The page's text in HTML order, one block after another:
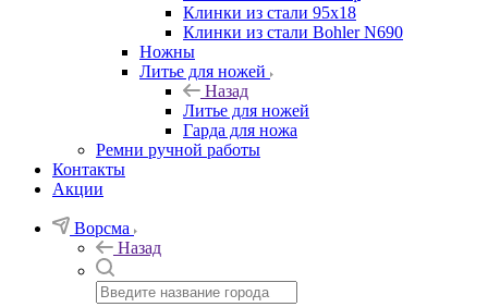
Клинки из стали 95х18
Клинки из стали Bohler N690
Ножны
Литье для ножей
Назад
Литье для ножей
Гарда для ножа
Ремни ручной работы
Контакты
Акции
Ворсма
Назад